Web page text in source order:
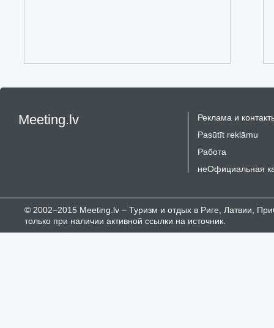
Meeting.lv
Реклама и
Pasūtīt reklāmu
Работа
неОфициальная
© 2002–2015 Meeting.lv – Туризм и отдых в Риге, Латвии,
только при наличии активной ссылки на источник.